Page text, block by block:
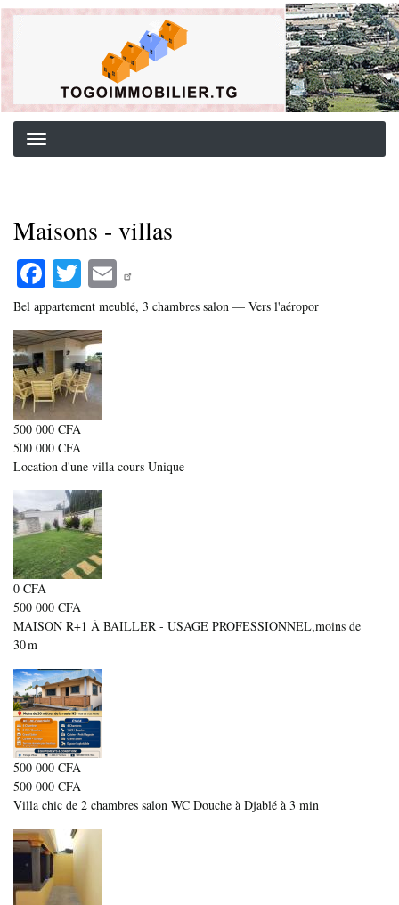
Aller
Background image for header
Maisons - villas
Fa
ce
bo
ok
T
wi
tte
r
E
m
ail
Bel appartement meublé, 3 chambres salon — Vers l'aéropor
500 000 CFA
500 000 CFA
Location d'une villa cours Unique
0 CFA
500 000 CFA
MAISON R+1 À BAILLER - USAGE PROFESSIONNEL,moins de
30 m
500 000 CFA
500 000 CFA
Villa chic de 2 chambres salon WC Douche à Djablé à 3 min